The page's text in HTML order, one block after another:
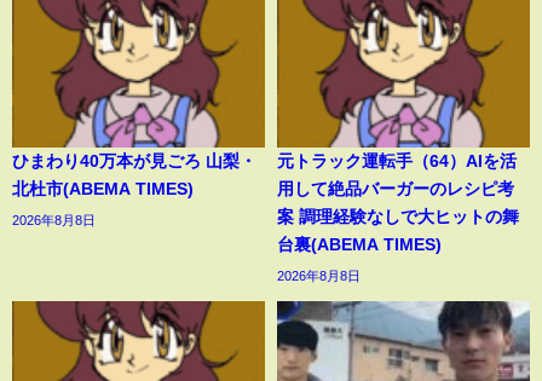
ひまわり40万本が見ごろ 山梨・
北杜市(ABEMA TIMES)
2026年8月8日
元トラック運転手（64）AIを活
用して絶品バーガーのレシピ考
案 調理経験なしで大ヒットの舞
台裏(ABEMA TIMES)
2026年8月8日